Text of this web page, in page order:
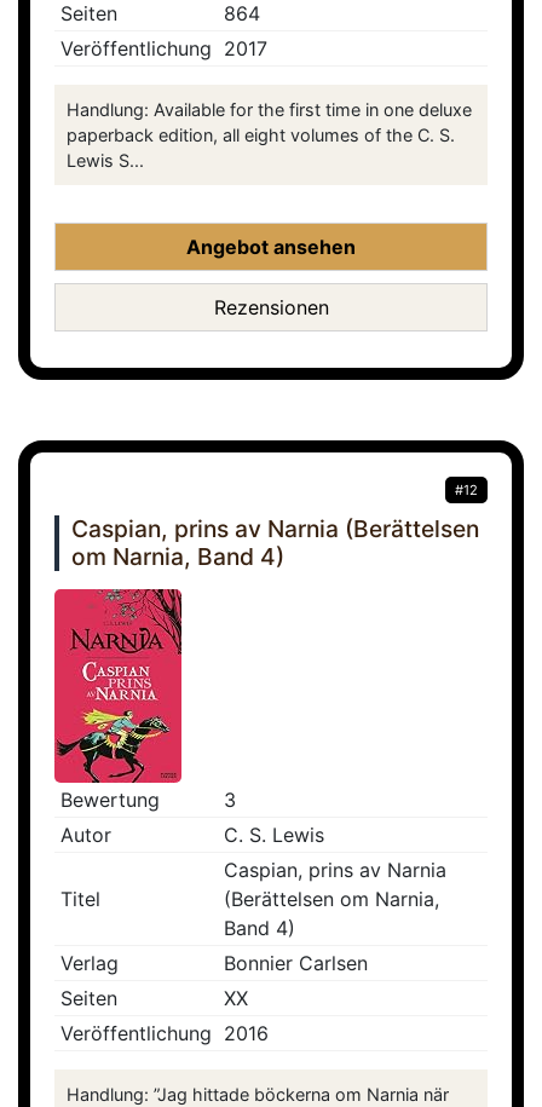
Seiten
864
Veröffentlichung 2017
Handlung: Available for the first time in one deluxe
paperback edition, all eight volumes of the C. S.
Lewis S...
Angebot ansehen
Rezensionen
#12
Caspian, prins av Narnia (Berättelsen
om Narnia, Band 4)
Bewertung
3
Autor
C. S. Lewis
Titel
Caspian, prins av Narnia
(Berättelsen om Narnia,
Band 4)
Verlag
Bonnier Carlsen
Seiten
XX
Veröffentlichung 2016
Handlung: ”Jag hittade böckerna om Narnia när